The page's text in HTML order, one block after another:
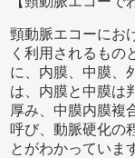
頸動脈エコーにお
く利用されるもの
に、内膜、中膜、
は、内膜と中膜は
厚み、中膜内膜複
呼び、動脈硬化の
とがわかっていま